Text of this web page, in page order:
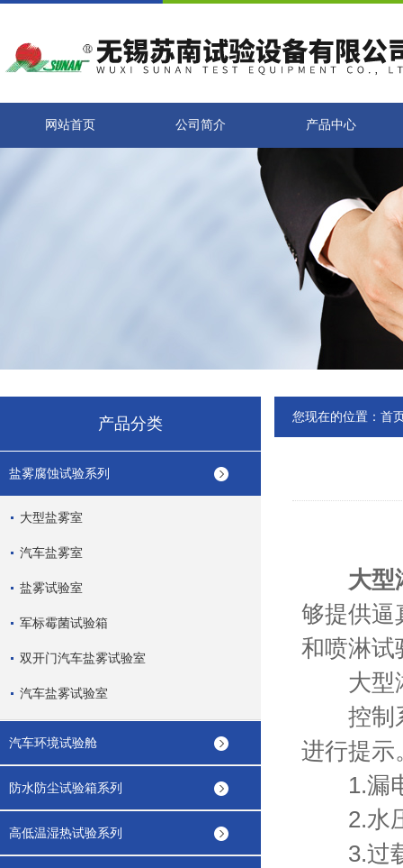
网站首页 公司简介 产品中心
产品分类
盐雾腐蚀试验系列
大型盐雾室
汽车盐雾室
盐雾试验室
军标霉菌试验箱
双开门汽车盐雾试验室
汽车盐雾试验室
汽车环境试验舱
防水防尘试验箱系列
高低温湿热试验系列
您现在的位置： 首
大型
够提供逼
和喷淋试
大型淋
控制系
进行提示
1.漏
2.水
3.过载